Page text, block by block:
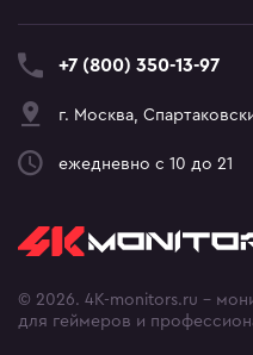
+7 (800) 350-13-97
г. Москва,
ежедневно с 10 до 21
© 2026. 4K-monitors.ru -
для геймеров и